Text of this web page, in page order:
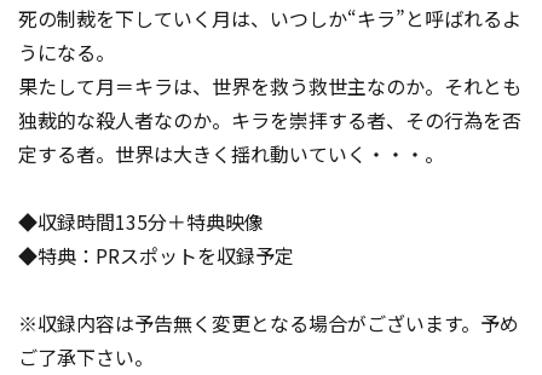
死の制裁を下していく月は、いつしか“キラ”と呼ばれるよ
うになる。
果たして月＝キラは、世界を救う救世主なのか。それとも
独裁的な殺人者なのか。キラを崇拝する者、その行為を否
定する者。世界は大きく揺れ動いていく・・・。
◆収録時間135分＋特典映像
◆特典：PRスポットを収録予定
※収録内容は予告無く変更となる場合がございます。予め
ご了承下さい。